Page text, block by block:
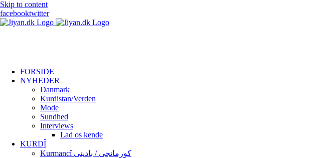
Skip to content
facebooktwitter
FORSIDE
NYHEDER
Danmark
Kurdistan/Verden
Mode
Sundhed
Interviews
Lad os kende
KURDÎ
Kurmancî کورمانجی / بادینی